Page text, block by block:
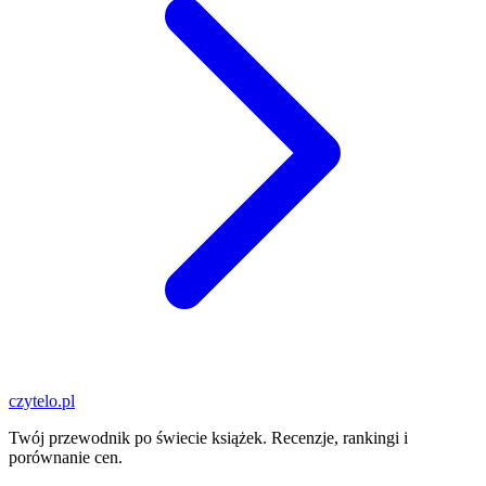
czytelo.pl
Twój przewodnik po świecie książek. Recenzje, rankingi i
porównanie cen.